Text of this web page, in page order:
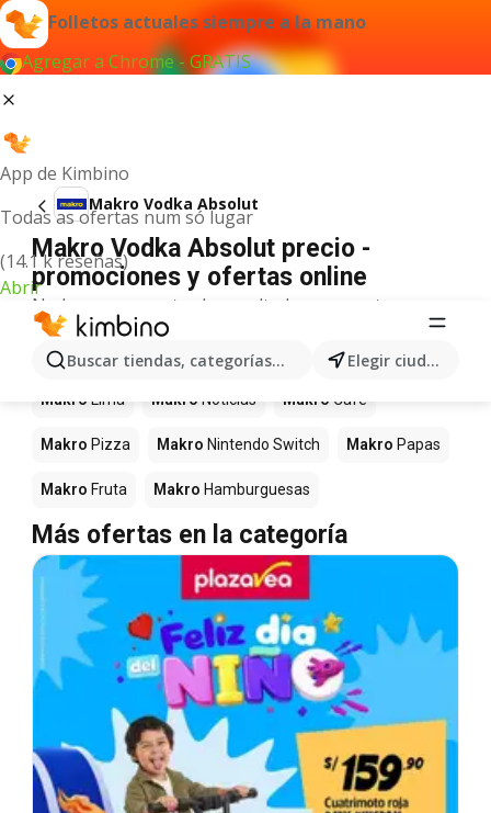
Folletos actuales siempre a la mano
Agregar a Chrome - GRATIS
App de Kimbino
Todas as ofertas num só lugar
(14.1 k reseñas)
Abrir
Buscar tiendas, categorías, productos... Elegir ciudad
Makro Vodka Absolut
Makro Vodka Absolut precio -
promociones y ofertas online
No hemos encontrado resultados para este
término.
Más productos en tiendas Makro
Makro Lima Makro Noticias Makro Café
Makro Pizza Makro Nintendo Switch Makro Papas
Makro Fruta Makro Hamburguesas
Más ofertas en la categoría